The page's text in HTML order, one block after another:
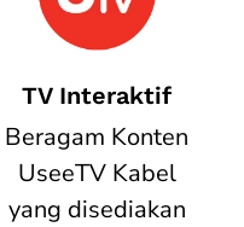
TV Interaktif
Beragam Konten
UseeTV Kabel
yang disediakan